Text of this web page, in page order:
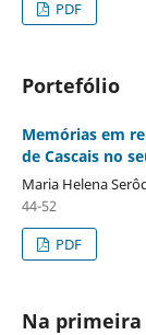
PDF
Portefólio
Memórias em
de Cascais no
Maria Helena
44-52
PDF
Na primeira